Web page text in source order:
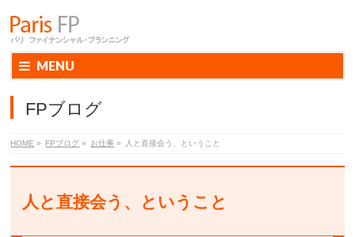
MENU
FPブログ
HOME » FPブログ » お仕事 » 人と直接会う、ということ
人と直接会う、ということ